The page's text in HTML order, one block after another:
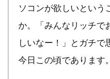
ソコンが欲しいという
か。「みんなリッチで
しいなー！」とガチ
今日この頃であります。